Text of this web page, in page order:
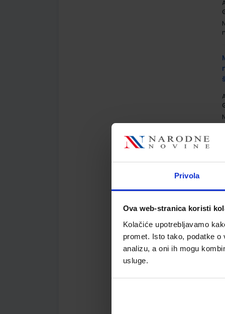
Privola
Ova web-stranica koristi
Kolačiće upotrebljavamo
promet. Isto tako, podatke
analizu, a oni ih mogu
usluge.